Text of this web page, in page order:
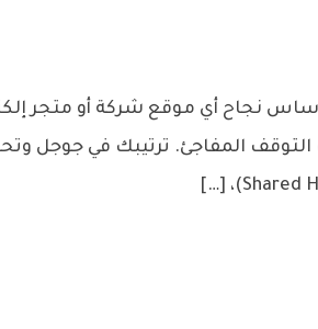
نجاح أي موقع شركة أو متجر